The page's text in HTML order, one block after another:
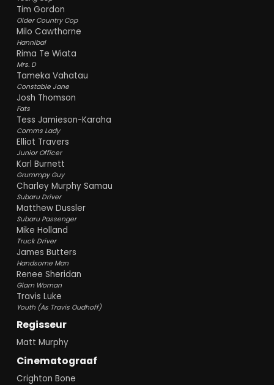
Tim Gordon
Older Country Cop
Milo Cawthorne
Hannibal
Rima Te Wiata
Mrs. D
Tameka Vahatau
Constable Jane
Josh Thomson
Fats
Tess Jamieson-Karaha
Comms Lady
Elliot Travers
Junior Officer
Karl Burnett
Grummpy Guy
Charley Murphy Samau
Subaru Driver
Matthew Dussler
Subaru Passenger
Mike Holland
Truck Driver
James Butters
Handsome Man
Renee Sheridan
Glam Woman
Travis Luke
Youth (As Travis Oudhoff)
Regisseur
Matt Murphy
Cinematograaf
Crighton Bone